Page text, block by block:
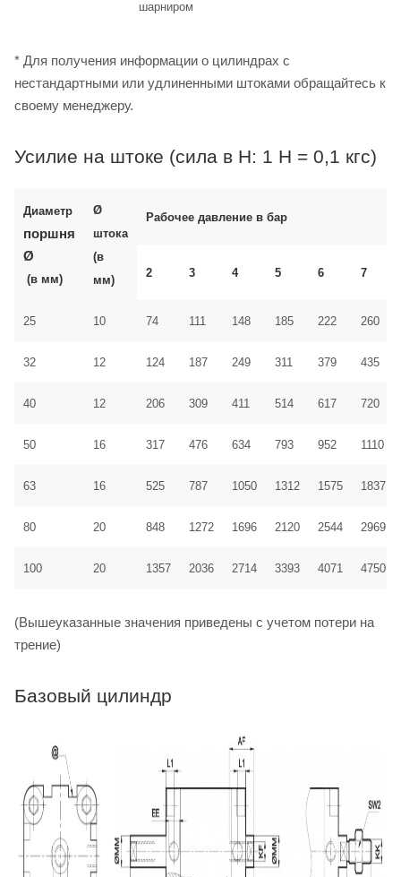
шарниром
* Для получения информации о цилиндрах с
нестандартными или удлиненными штоками обращайтесь к
своему менеджеру.
Усилие на штоке (сила в Н: 1 Н = 0,1 кгс)
Диаметр
поршня
Ø
(в мм)
Ø
штока
(в
мм)
Рабочее давление в бар
2 3 4 5 6 7
25 10 74 111 148 185 222 260
32 12 124 187 249 311 379 435
40 12 206 309 411 514 617 720
50 16 317 476 634 793 952 1110
63 16 525 787 1050 1312 1575 1837
80 20 848 1272 1696 2120 2544 2969
100 20 1357 2036 2714 3393 4071 4750
(Вышеуказанные значения приведены с учетом потери на
трение)
Базовый цилиндр